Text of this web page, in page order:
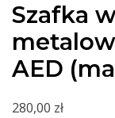
Szafka
AED
280,00 zł